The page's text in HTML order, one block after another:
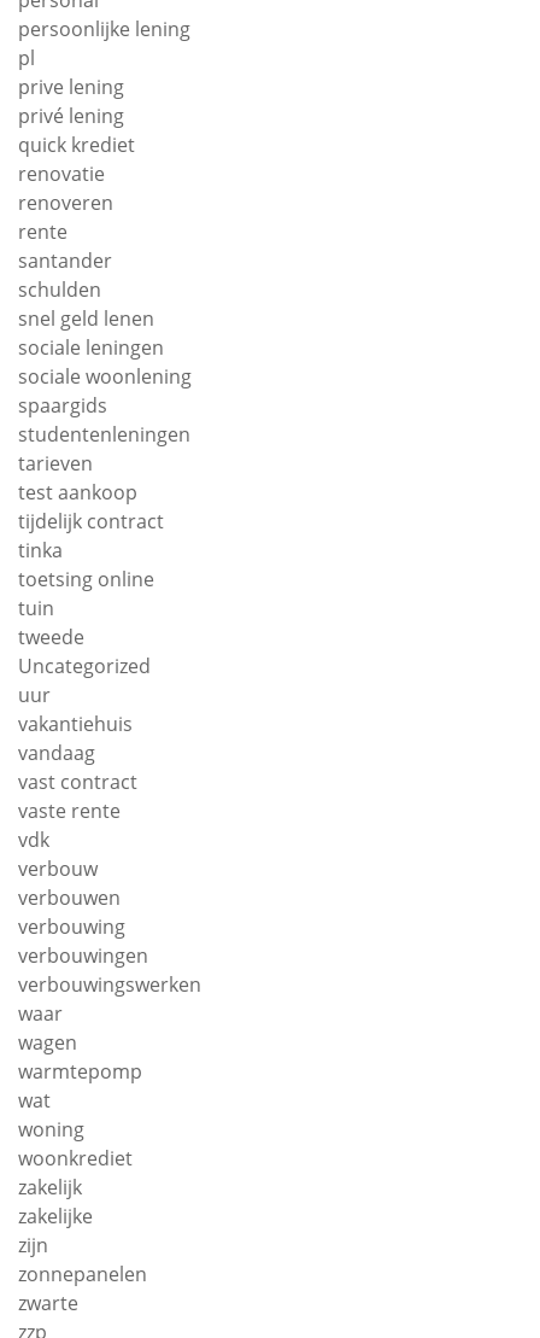
persoonlijke lening
pl
prive lening
privé lening
quick krediet
renovatie
renoveren
rente
santander
schulden
snel geld lenen
sociale leningen
sociale woonlening
spaargids
studentenleningen
tarieven
test aankoop
tijdelijk contract
tinka
toetsing online
tuin
tweede
Uncategorized
uur
vakantiehuis
vandaag
vast contract
vaste rente
vdk
verbouw
verbouwen
verbouwing
verbouwingen
verbouwingswerken
waar
wagen
warmtepomp
wat
woning
woonkrediet
zakelijk
zakelijke
zijn
zonnepanelen
zwarte
zzp